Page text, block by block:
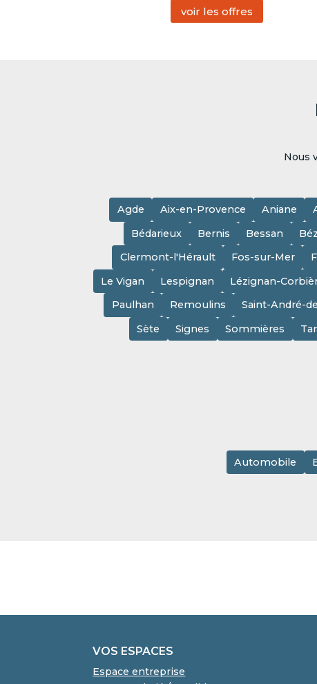
voir les offres
Nous
Agde Aix-en-Provence Aniane
Bédarieux
Bernis Bessan
Clermont-l'Hérault
Fos-sur-Mer
Le Vigan
Lespignan Lézignan-
Paulhan
Remoulins Saint-André-
Sète
Signes Sommières
Automobile
VOS ESPACES
Espace entreprise